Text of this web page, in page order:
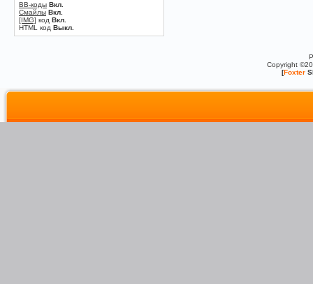
BB-коды Вкл.
Смайлы Вкл.
[IMG] код Вкл.
HTML код Выкл.
Copyright
[Foxter